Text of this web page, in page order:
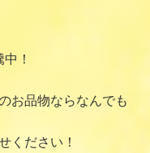
！
お品物ならなんでも
ください！